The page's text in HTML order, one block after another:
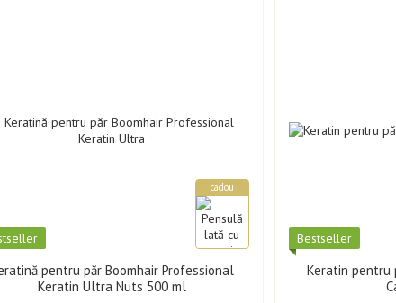
cadou
pentru păr Boomhair Professional
Keratin Ultra Nuts 500 ml
Best­seller
Keratin pentru